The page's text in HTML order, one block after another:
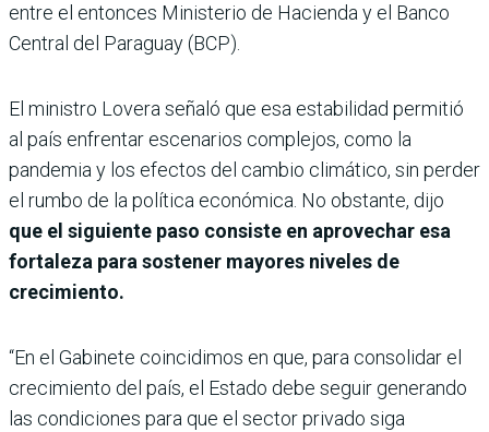
entre el entonces Ministerio de Hacienda y el Banco
Central del Paraguay (BCP).
El ministro Lovera señaló que esa estabilidad permitió
al país enfrentar escenarios complejos, como la
pandemia y los efectos del cambio climático, sin perder
el rumbo de la política económica. No obstante, dijo
que el siguiente paso consiste en aprovechar esa
fortaleza para sostener mayores niveles de
crecimiento.
“En el Gabinete coincidimos en que, para consolidar el
crecimiento del país, el Estado debe seguir generando
las condiciones para que el sector privado siga